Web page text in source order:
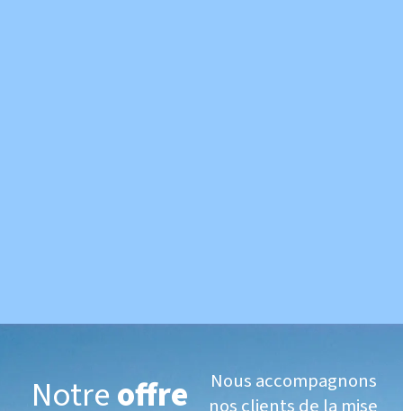
Notreoffre
Nous accompagnons